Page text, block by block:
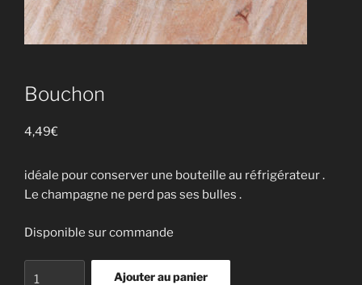
Bouchon
4,49€
idéale pour conserver une bouteille au réfrigérateur .
Le champagne ne perd pas ses bulles .
Disponible sur commande
Ajouter au panier